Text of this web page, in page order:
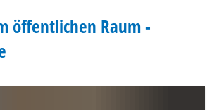
öffentlichen Raum -